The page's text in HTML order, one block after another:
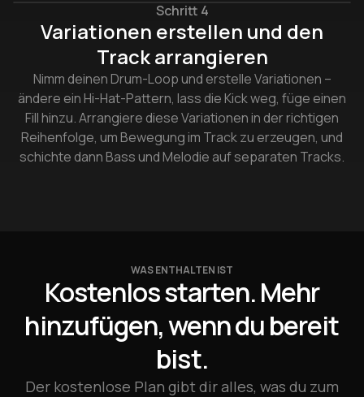
Schritt 4
Variationen erstellen und den
Track arrangieren
Nimm deinen Drum-Loop und erstelle Variationen –
ändere ein Hi-Hat-Pattern, lass die Kick weg, füge einen
Fill hinzu. Arrangiere diese Variationen in der richtigen
Reihenfolge, um Bewegung im Track zu erzeugen, und
schichte dann Bass und Melodie auf separaten Tracks.
WAS ENTHALTEN IST
Kostenlos starten. Mehr
hinzufügen, wenn du bereit
bist.
Der kostenlose Plan gibt dir alles, was du zum